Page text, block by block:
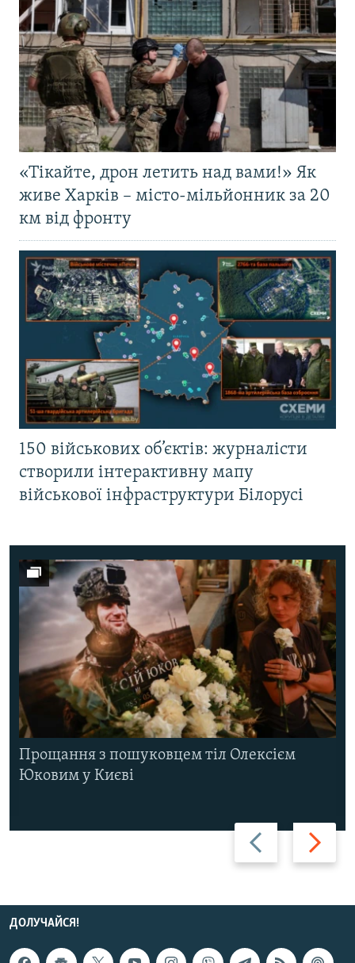
«Тікайте, дрон летить над вами!» Як
живе Харків – місто-мільйонник за 20
км від фронту
150 військових об’єктів: журналісти
створили інтерактивну мапу
військової інфраструктури Білорусі
Назад Вперед
Прощання з пошуковцем тіл Олексієм
Юковим у Києві
ДОЛУЧАЙСЯ!